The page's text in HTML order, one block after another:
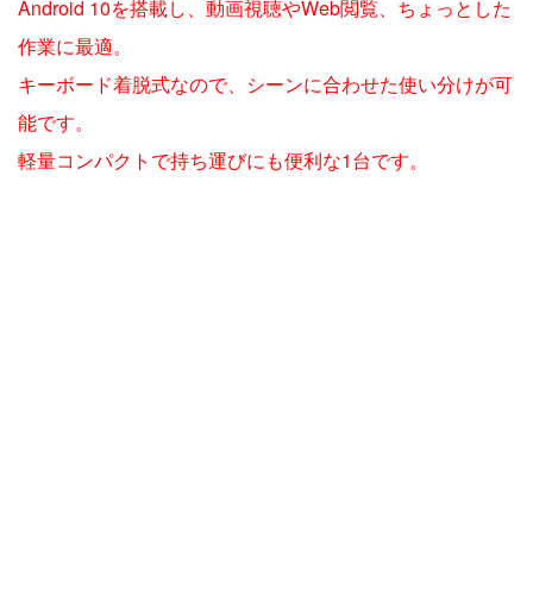
Android 10を搭載し、動画視聴やWeb閲覧、ちょっとした
作業に最適。
キーボード着脱式なので、シーンに合わせた使い分けが可
能です。
軽量コンパクトで持ち運びにも便利な1台です。